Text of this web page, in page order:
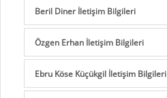
Beril Diner İletişim Bilgileri
Özgen Erhan İletişim Bilgileri
Ebru Köse Küçükgil İletişim Bilgileri